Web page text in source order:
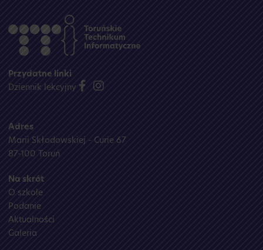
Przydatne linki
Dziennik lekcyjny
Adres
Marii Skłodowskiej - Curie 67
87-100 Toruń
Na skrót
O szkole
Podanie
Aktualności
Galeria